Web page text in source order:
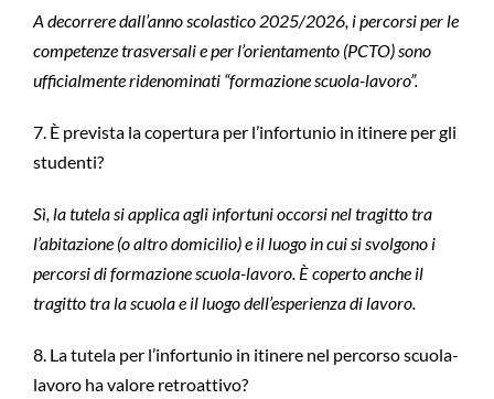
A decorrere dall’anno scolastico 2025/2026, i percorsi per le
competenze trasversali e per l’orientamento (PCTO) sono
ufficialmente ridenominati “formazione scuola-lavoro”.
7. È prevista la copertura per l’infortunio in itinere per gli
studenti?
Sì, la tutela si applica agli infortuni occorsi nel tragitto tra
l’abitazione (o altro domicilio) e il luogo in cui si svolgono i
percorsi di formazione scuola-lavoro. È coperto anche il
tragitto tra la scuola e il luogo dell’esperienza di lavoro.
8. La tutela per l’infortunio in itinere nel percorso scuola-
lavoro ha valore retroattivo?